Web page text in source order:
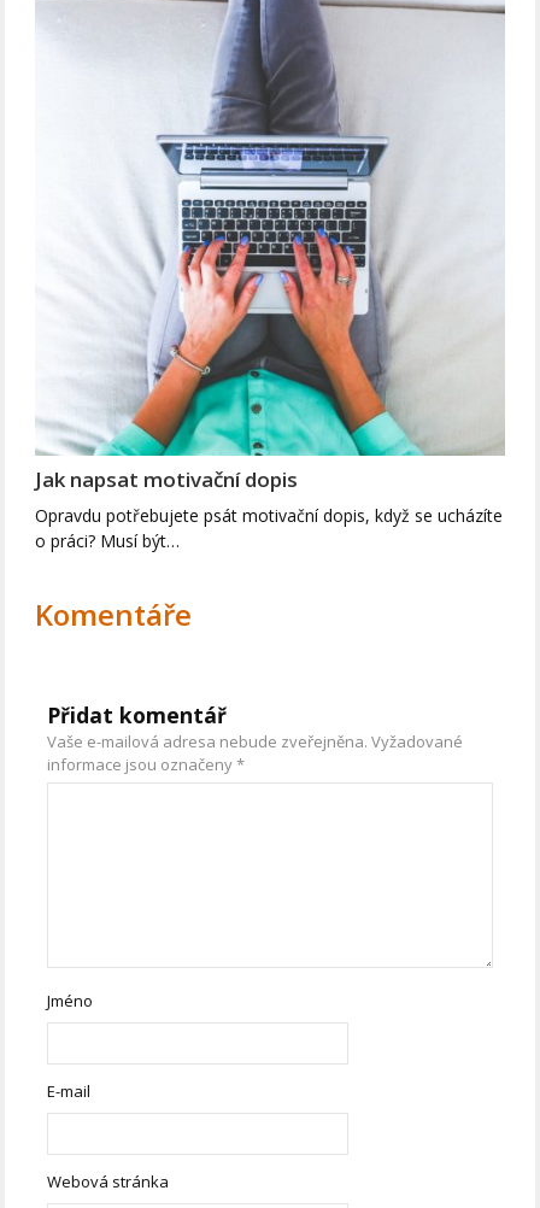
Jak napsat motivační dopis
Opravdu potřebujete psát motivační dopis, když se ucházíte
o práci? Musí být…
Komentáře
Přidat komentář
Vaše e-mailová adresa nebude zveřejněna. Vyžadované
informace jsou označeny*
Jméno
E-mail
Webová stránka